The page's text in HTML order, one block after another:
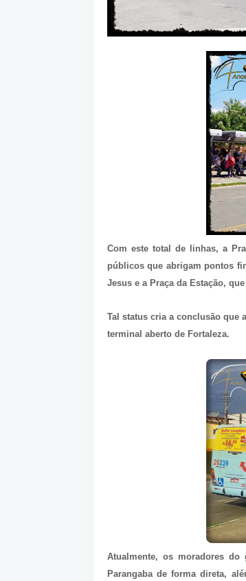
Com este total de linhas, a
públicos que abrigam pontos
Jesus e a Praça da Estação,
Tal status cria a conclusão que
terminal aberto de Fortaleza.
Atualmente, os moradores
Parangaba de forma direta,